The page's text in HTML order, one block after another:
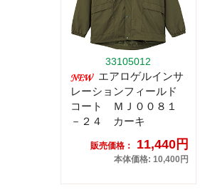
33105012
エアロゲルインサ
レーションフィールド
コート ＭＪ００８１
－２４ カーキ
販売価格： 11,440円
本体価格: 10,400円